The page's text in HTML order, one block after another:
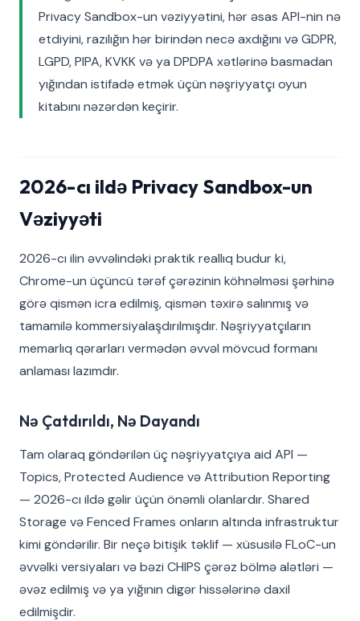
Privacy Sandbox-un vəziyyətini, hər əsas API-nin nə
etdiyini, razılığın hər birindən necə axdığını və GDPR,
LGPD, PIPA, KVKK və ya DPDPA xətlərinə basmadan
yığından istifadə etmək üçün nəşriyyatçı oyun
kitabını nəzərdən keçirir.
2026-cı ildə Privacy Sandbox-un
Vəziyyəti
2026-cı ilin əvvəlindəki praktik reallıq budur ki,
Chrome-un üçüncü tərəf çərəzinin köhnəlməsi şərhinə
görə qismən icra edilmiş, qismən təxirə salınmış və
tamamilə kommersiyalaşdırılmışdır. Nəşriyyatçıların
memarlıq qərarları vermədən əvvəl mövcud formanı
anlaması lazımdır.
Nə Çatdırıldı, Nə Dayandı
Tam olaraq göndərilən üç nəşriyyatçıya aid API —
Topics, Protected Audience və Attribution Reporting
— 2026-cı ildə gəlir üçün önəmli olanlardır. Shared
Storage və Fenced Frames onların altında infrastruktur
kimi göndərilir. Bir neçə bitişik təklif — xüsusilə FLoC-un
əvvəlki versiyaları və bəzi CHIPS çərəz bölmə alətləri —
əvəz edilmiş və ya yığının digər hissələrinə daxil
edilmişdir.